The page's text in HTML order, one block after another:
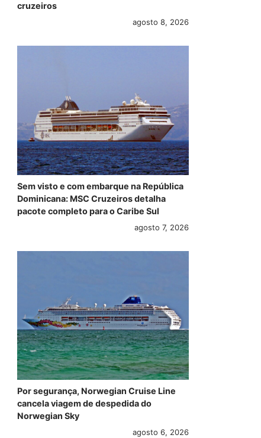
Royal Caribbean
anuncia mais
roteiros para Cuba
durante temporada
2018/2019
maio 26, 2017
Começa a
construção do
Norwegian Bliss
maio 26, 2017
cruzeiros
agosto 8, 2026
Sem visto e com embarque na República
Dominicana: MSC Cruzeiros detalha
pacote completo para o Caribe Sul
agosto 7, 2026
Por segurança, Norwegian Cruise Line
cancela viagem de despedida do
Norwegian Sky
agosto 6, 2026